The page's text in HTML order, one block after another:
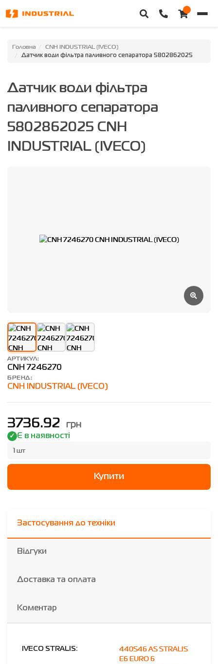
Головна
Категорії
Контакти
Головна CNH INDUSTRIAL (IVECO)
Датчик води фільтра паливного сепаратора 5802862025
Датчик води фільтра
паливного сепаратора
5802862025 CNH
INDUSTRIAL (IVECO)
АРТИКУЛ:
CNH 7246270
БРЕНД:
CNH INDUSTRIAL (IVECO)
3736.92 грн
Є в наявності
1 шт
Купити
Застосування до техніки
Відгуки
Доставка та оплата
Коментар
IVECO STRALIS:
440S46 AS STRALIS
E6 EURO 6